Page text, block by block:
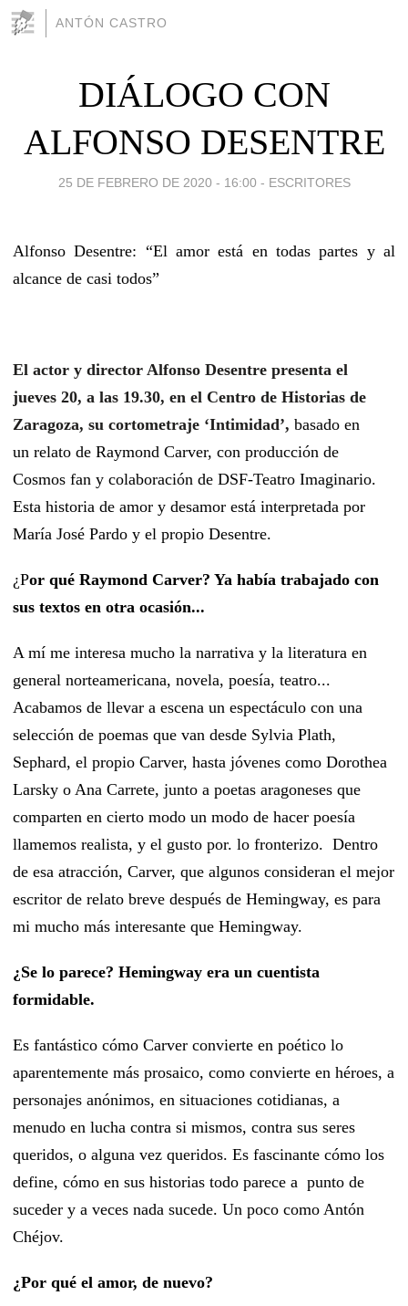
ANTÓN CASTRO
DIÁLOGO CON
ALFONSO DESENTRE
25 DE FEBRERO DE 2020 - 16:00 - ESCRITORES
Alfonso Desentre: “El amor está en todas partes y al
alcance de casi todos”
El actor y director Alfonso Desentre presenta el
jueves 20, a las 19.30, en el Centro de Historias de
Zaragoza, su cortometraje ‘Intimidad’, basado en
un relato de Raymond Carver, con producción de
Cosmos fan y colaboración de DSF-Teatro Imaginario.
Esta historia de amor y desamor está interpretada por
María José Pardo y el propio Desentre.
¿Por qué Raymond Carver? Ya había trabajado con
sus textos en otra ocasión...
A mí me interesa mucho la narrativa y la literatura en
general norteamericana, novela, poesía, teatro...
Acabamos de llevar a escena un espectáculo con una
selección de poemas que van desde Sylvia Plath,
Sephard, el propio Carver, hasta jóvenes como Dorothea
Larsky o Ana Carrete, junto a poetas aragoneses que
comparten en cierto modo un modo de hacer poesía
llamemos realista, y el gusto por. lo fronterizo. Dentro
de esa atracción, Carver, que algunos consideran el mejor
escritor de relato breve después de Hemingway, es para
mi mucho más interesante que Hemingway.
¿Se lo parece? Hemingway era un cuentista
formidable.
Es fantástico cómo Carver convierte en poético lo
aparentemente más prosaico, como convierte en héroes, a
personajes anónimos, en situaciones cotidianas, a
menudo en lucha contra si mismos, contra sus seres
queridos, o alguna vez queridos. Es fascinante cómo los
define, cómo en sus historias todo parece a punto de
suceder y a veces nada sucede. Un poco como Antón
Chéjov.
¿Por qué el amor, de nuevo?